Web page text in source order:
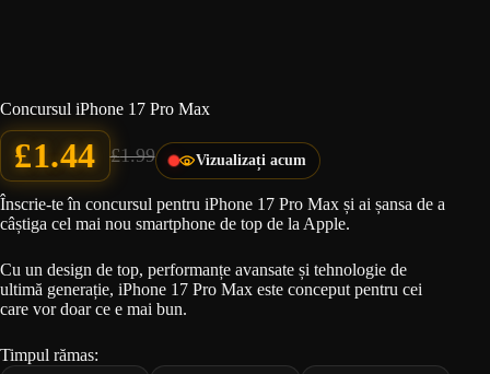
Concursul iPhone 17 Pro Max
£1.99
Prețul
inițial
a
fost:
£1.44Prețul
curent
este:
£1.44.
Vizualizați acum
Înscrie-te în concursul pentru iPhone 17 Pro Max și ai șansa de a
câștiga cel mai nou smartphone de top de la Apple.
Cu un design de top, performanțe avansate și tehnologie de
ultimă generație, iPhone 17 Pro Max este conceput pentru cei
care vor doar ce e mai bun.
Timpul rămas: